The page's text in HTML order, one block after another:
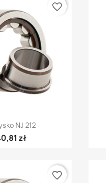
podgląd
NJ 212
zł
favorite_border
favorite_border